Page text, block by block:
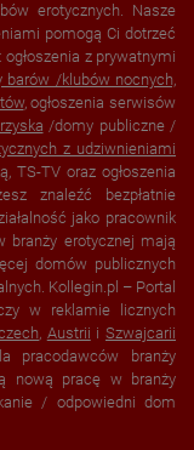
erotycznych. Nasze
pomogą Ci dotrzeć
z prywatnymi
barów /klubów nocnych,
, ogłoszenia serwisów
/domy publiczne /
z udziwnieniami
TS-TV oraz ogłoszenia
znaleźć bezpłatnie
jako pracownik
branży erotycznej mają
domów publicznych
Kollegin.pl – Portal
w reklamie licznych
, Austrii i Szwajcarii
pracodawców branży
nową pracę w branży
/ odpowiedni dom